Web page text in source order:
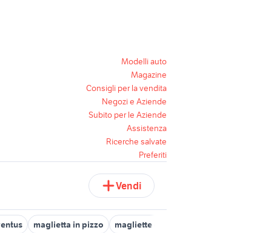
Modelli auto
Magazine
Consigli per la vendita
Negozi e Aziende
Subito per le Aziende
Assistenza
Ricerche salvate
Preferiti
Vendi
maglietta in pizzo magliette estive